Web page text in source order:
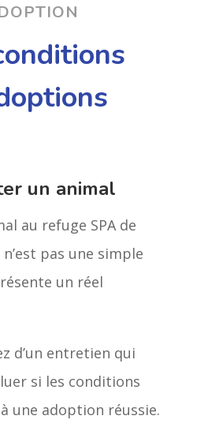
un animal
au refuge SPA de
pas une simple
un réel
d’un entretien qui
si les conditions
une adoption réussie.